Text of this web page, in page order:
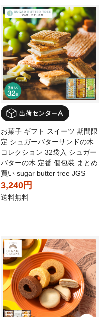
お菓子 ギフト スイーツ 期間限
定 シュガーバターサンドの木
コレクション 32袋入 シュガー
バターの木 定番 個包装 まとめ
買い sugar butter tree JGS
3,240円
送料無料